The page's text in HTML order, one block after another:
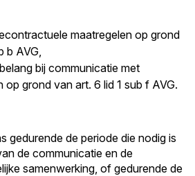
maatregelen op grond
b AVG,
bij communicatie met
op grond van art. 6 lid 1 sub f AVG.
gedurende de periode die nodig is
de communicatie en de
samenwerking, of gedurende de